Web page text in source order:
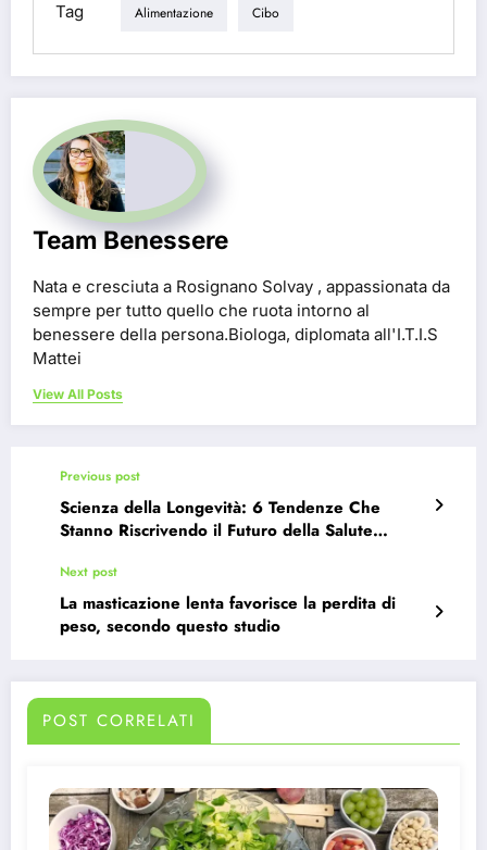
Tag Alimentazione Cibo
Team Benessere
Nata e cresciuta a Rosignano Solvay , appassionata da
sempre per tutto quello che ruota intorno al
benessere della persona.Biologa, diplomata all'I.T.I.S
Mattei
View All Posts
Previous post
Scienza della Longevità: 6 Tendenze Che
Stanno Riscrivendo il Futuro della Salute
Next post
La masticazione lenta favorisce la perdita di
peso, secondo questo studio
POST CORRELATI